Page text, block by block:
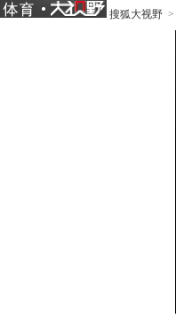
搜狐大视野 >